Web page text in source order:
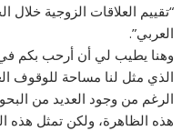
“تقييم العلاقات الزوجية
العربي”.
وهنا يطيب لي أن أرحب بكم في
الذي مثل لنا مساحة للوقوف
الرغم من وجود العديد من
هذه الظاهرة، ولكن تمثل هذه